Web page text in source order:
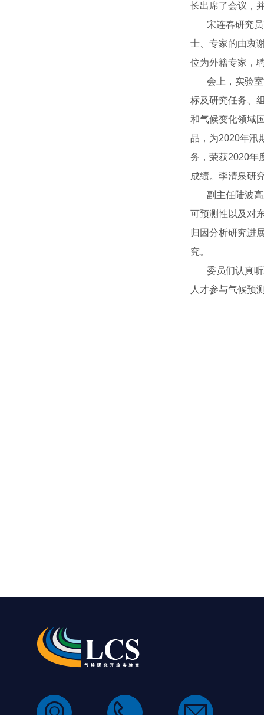
长出席了会议，
宋连春研究员
士、专家的由衷
位为外籍专家，
会上，实验室
标及研究任务、
和气候变化领域
品，为2020年汛
务，荣获2020年
成绩。李清泉研
副主任陆波高
可预测性以及对
归因分析研究进
究。
委员们认真听
人才参与气候预